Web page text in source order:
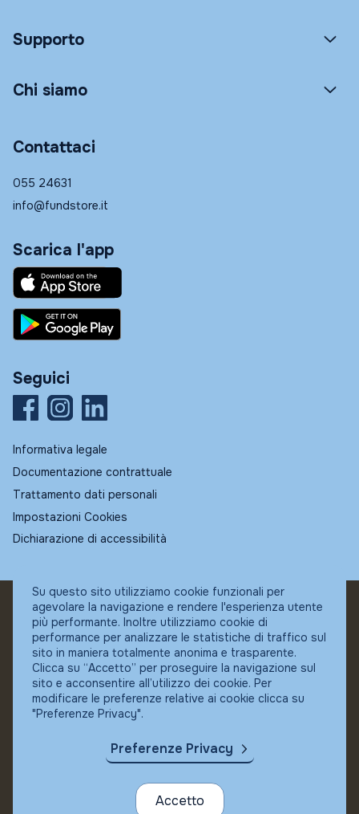
Supporto
Chi siamo
Contattaci
055 24631
info@fundstore.it
Scarica l'app
Seguici
Informativa legale
Documentazione contrattuale
Trattamento dati personali
Impostazioni Cookies
Dichiarazione di accessibilità
© Fundstore
Collocatore autorizzato:
Banca Ifigest SpA
P.Iva: 04337180485
Su questo sito utilizziamo cookie funzionali per
agevolare la navigazione e rendere l'esperienza utente
più performante. Inoltre utilizziamo cookie di
performance per analizzare le statistiche di traffico sul
sito in maniera totalmente anonima e trasparente.
Clicca su “Accetto” per proseguire la navigazione sul
sito e acconsentire all’utilizzo dei cookie. Per
modificare le preferenze relative ai cookie clicca su
"Preferenze Privacy".
Preferenze Privacy
Accetto